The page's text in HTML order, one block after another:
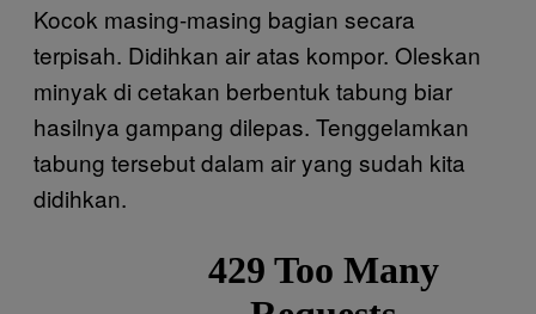
Kocok masing-masing bagian secara
terpisah. Didihkan air atas kompor. Oleskan
minyak di cetakan berbentuk tabung biar
hasilnya gampang dilepas. Tenggelamkan
tabung tersebut dalam air yang sudah kita
didihkan.